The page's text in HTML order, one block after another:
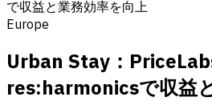
で収益と業務効率を向上
Europe
Urban Stay：
res:harmonicsで収益